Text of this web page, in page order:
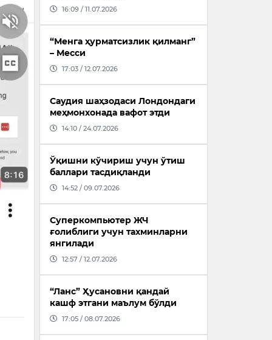
16:09 / 11.07.2026
“Менга ҳурматсизлик қилманг”
– Месси
17:03 / 12.07.2026
Саудия шаҳзодаси Лондондаги
меҳмонхонада вафот этди
14:10 / 24.07.2026
Ўқишни кўчириш учун ўтиш
баллари тасдиқланди
14:52 / 09.07.2026
Суперкомпьютер ЖЧ
ғолиблиги учун тахминларни
янгилади
12:57 / 12.07.2026
“Ланс” Ҳусановни қандай
кашф этгани маълум бўлди
17:05 / 08.07.2026